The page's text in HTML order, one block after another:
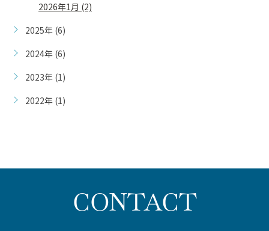
2026年1月 (2)
2025年 (6)
2024年 (6)
2023年 (1)
2022年 (1)
CONTACT